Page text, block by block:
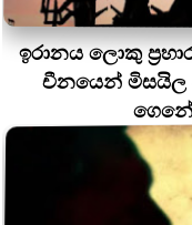
ඉරානය ලොකු
චීනයෙන් මිසයිල